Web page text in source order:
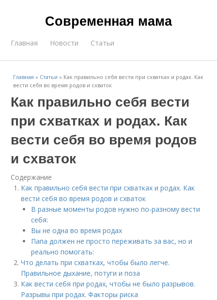
Современная мама
Главная Новости Статьи
Главная » Статьи » Как правильно себя вести при схватках и родах. Как
вести себя во время родов и схваток
Как правильно себя вести
при схватках и родах. Как
вести себя во время родов
и схваток
Содержание
Как правильно себя вести при схватках и родах. Как
вести себя во время родов и схваток
В разные моменты родов нужно по-разному вести
себя:
Вы не одна во время родах
Папа должен не просто переживать за вас, но и
реально помогать:
Что делать при схватках, чтобы было легче.
Правильное дыхание, потуги и поза
Как вести себя при родах, чтобы не было разрывов.
Разрывы при родах. Факторы риска